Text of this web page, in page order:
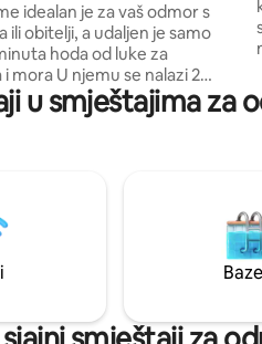
idealan je za vaš odmor s
ili obitelji, a udaljen je samo
hoda od luke za
se nalazi 2
dnevni boravak s
kaučom na razvlačenje i 2
iz spavaće sobe
dvorište s roštiljem i
blagovanje na otvorenom
parking na ulici uz stan.
u smještajima za